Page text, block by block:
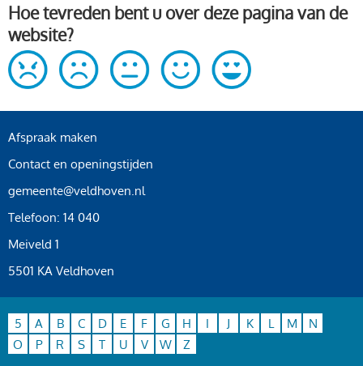
Hoe tevreden bent u over deze pagina van de
website?
Afspraak maken
Contact en openingstijden
gemeente@veldhoven.nl
Telefoon: 14 040
Meiveld 1
5501 KA Veldhoven
5 A B C D E F G H I J K L M
N
O
P R S T U V W Z